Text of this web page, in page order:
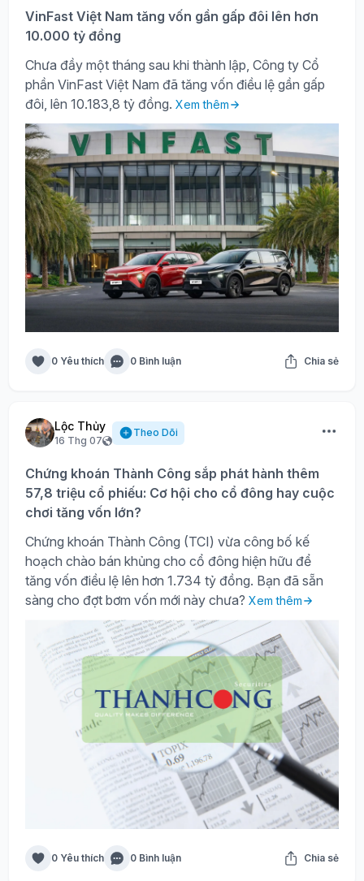
VinFast Việt Nam tăng vốn gần gấp đôi lên hơn
10.000 tỷ đồng
Chưa đầy một tháng sau khi thành lập, Công ty Cổ
phần VinFast Việt Nam đã tăng vốn điều lệ gần gấp
đôi, lên 10.183,8 tỷ đồng. Xem thêm
0 Yêu thích 0 Bình luận Chia sẻ
Lộc Thủy
16 Thg 07
Theo Dõi
Chứng khoán Thành Công sắp phát hành thêm
57,8 triệu cổ phiếu: Cơ hội cho cổ đông hay cuộc
chơi tăng vốn lớn?
Chứng khoán Thành Công (TCI) vừa công bố kế
hoạch chào bán khủng cho cổ đông hiện hữu để
tăng vốn điều lệ lên hơn 1.734 tỷ đồng. Bạn đã sẵn
sàng cho đợt bơm vốn mới này chưa? Xem thêm
0 Yêu thích 0 Bình luận Chia sẻ